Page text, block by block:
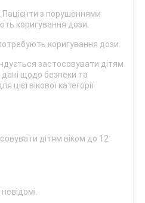
з порушеннями
коригування дози.
коригування дози.
застосовувати дітям
дані щодо безпеки та
цієї вікової категорії
дітям віком до 12